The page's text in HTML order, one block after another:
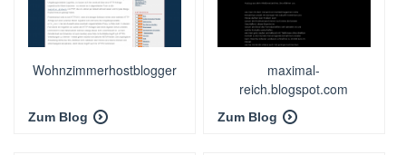
Wohnzimmerhostblogger
Zum Blog
maximal-
reich.blogspot.com
Zum Blog